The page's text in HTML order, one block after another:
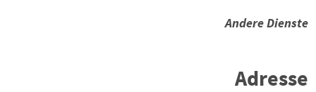
Andere Dienste
Adresse